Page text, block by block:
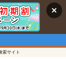
索サイト